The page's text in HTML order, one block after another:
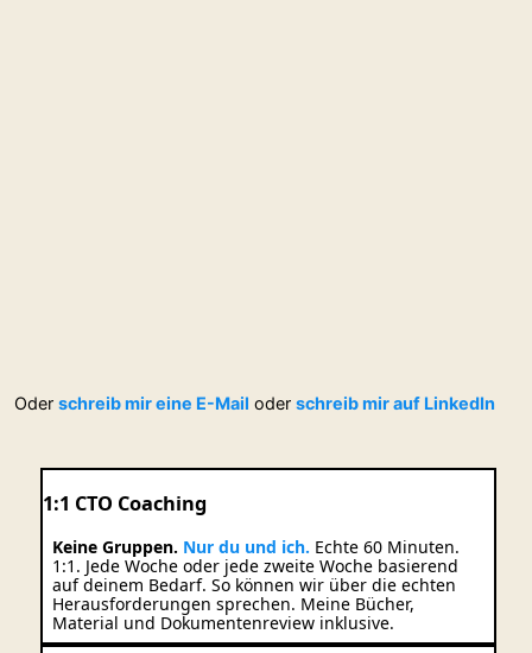
Oder schreib mir eine E-Mail oder schreib mir auf LinkedIn
1:1 CTO Coaching
Keine Gruppen. Nur du und ich. Echte 60 Minuten.
1:1. Jede Woche oder jede zweite Woche basierend
auf deinem Bedarf. So können wir über die echten
Herausforderungen sprechen. Meine Bücher,
Material und Dokumentenreview inklusive.